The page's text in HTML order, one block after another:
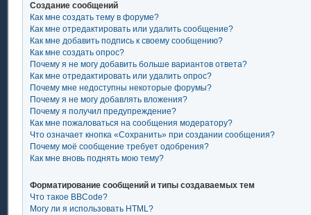
Создание сообщений
Как мне создать тему в форуме?
Как мне отредактировать или удалить сообщение?
Как мне добавить подпись к своему сообщению?
Как мне создать опрос?
Почему я не могу добавить больше вариантов ответа?
Как мне отредактировать или удалить опрос?
Почему мне недоступны некоторые форумы?
Почему я не могу добавлять вложения?
Почему я получил предупреждение?
Как мне пожаловаться на сообщения модератору?
Что означает кнопка «Сохранить» при создании сообщения?
Почему моё сообщение требует одобрения?
Как мне вновь поднять мою тему?
Форматирование сообщений и типы создаваемых тем
Что такое BBCode?
Могу ли я использовать HTML?